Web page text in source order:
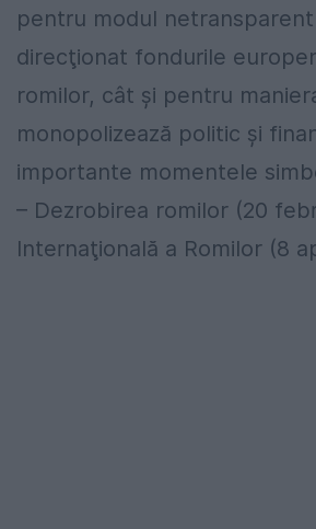
pentru modul
direcţionat fondurile
romilor, cât şi pentru
monopolizează politic şi
importante momentele
– Dezrobirea romilor (20
Internaţională a Romilor (8